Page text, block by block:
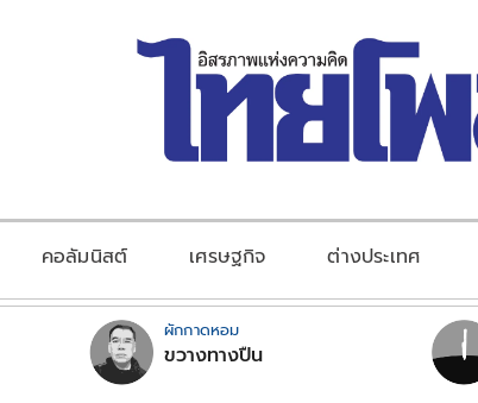
คอลัมนิสต์ เศรษฐกิจ ต่างประเทศ
ผักกาดหอม
ขวางทางปืน